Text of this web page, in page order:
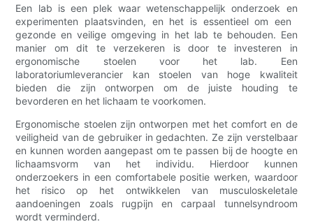
Een lab is een plek waar wetenschappelijk onderzoek en
experimenten plaatsvinden, en het is essentieel om een ​​
gezonde en veilige omgeving in het lab te behouden. Een
manier om dit te verzekeren is door te investeren in
ergonomische stoelen voor het lab. Een
laboratoriumleverancier kan stoelen van hoge kwaliteit
bieden die zijn ontworpen om de juiste houding te
bevorderen en het lichaam te voorkomen.
Ergonomische stoelen zijn ontworpen met het comfort en de
veiligheid van de gebruiker in gedachten. Ze zijn verstelbaar
en kunnen worden aangepast om te passen bij de hoogte en
lichaamsvorm van het individu. Hierdoor kunnen
onderzoekers in een comfortabele positie werken, waardoor
het risico op het ontwikkelen van musculoskeletale
aandoeningen zoals rugpijn en carpaal tunnelsyndroom
wordt verminderd.